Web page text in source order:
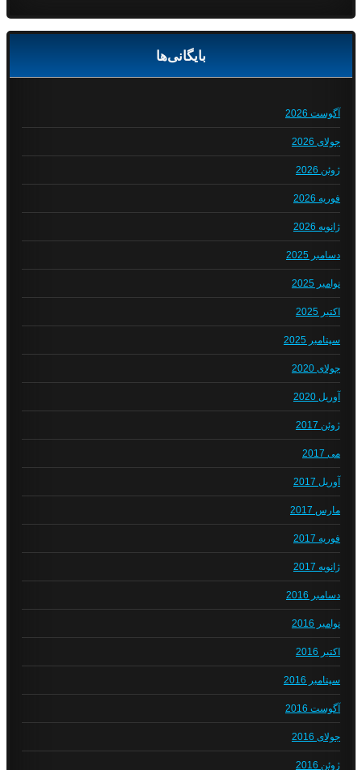
بایگانی‌ها
آگوست 2026
جولای 2026
ژوئن 2026
فوریه 2026
ژانویه 2026
دسامبر 2025
نوامبر 2025
اکتبر 2025
سپتامبر 2025
جولای 2020
آوریل 2020
ژوئن 2017
می 2017
آوریل 2017
مارس 2017
فوریه 2017
ژانویه 2017
دسامبر 2016
نوامبر 2016
اکتبر 2016
سپتامبر 2016
آگوست 2016
جولای 2016
ژوئن 2016